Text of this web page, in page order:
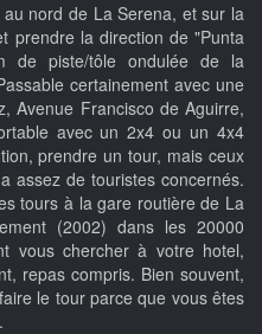
nord de La Serena, et sur la
prendre la direction de "Punta
piste/tôle ondulée de la
certainement avec une
Avenue Francisco de Aguirre,
avec un 2x4 ou un 4x4
prendre un tour, mais ceux
assez de touristes concernés.
tours à la gare routière de La
(2002) dans les 20000
vous chercher à votre hotel,
repas compris. Bien souvent,
le tour parce que vous êtes